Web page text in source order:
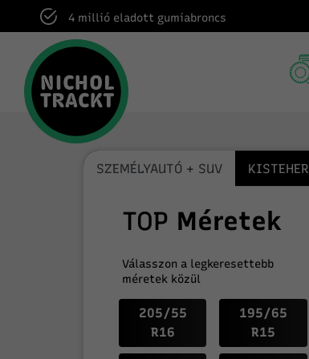
4 millió eladott gumiabroncs
SZEMÉLYAUTÓ + SUV KISTEHER
TOP Méretek
Válasszon a legkeresettebb
méretek közül
205/55
R16
195/65
R15